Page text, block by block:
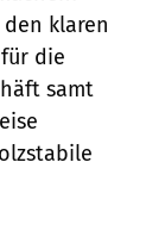
klaren
die
samt